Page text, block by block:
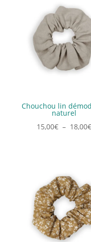
Chouchou lin
naturel
15,00€ – 18,00€